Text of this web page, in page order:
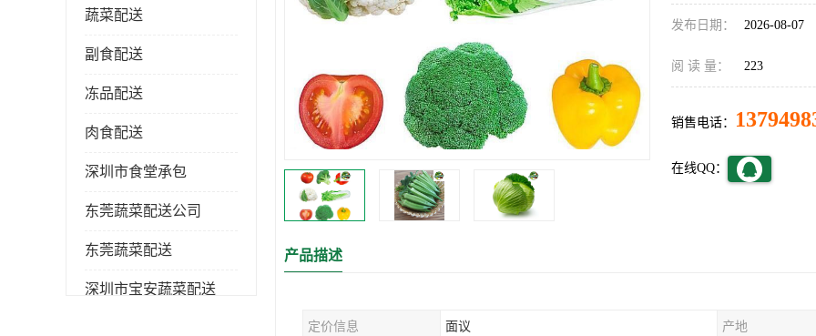
蔬菜配送
副食配送
冻品配送
肉食配送
深圳市食堂承包
东莞蔬菜配送公司
东莞蔬菜配送
深圳市宝安蔬菜配送
发布日期： 2026-08-07
阅 读 量： 223
销售电话：
在线QQ：
产品描述
定价信息 面议 产地